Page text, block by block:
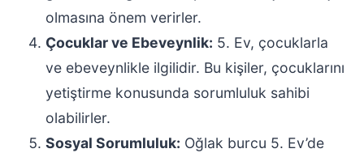
olmasına önem verirler.
Çocuklar ve Ebeveynlik: 5. Ev, çocuklarla
ve ebeveynlikle ilgilidir. Bu kişiler, çocuklarını
yetiştirme konusunda sorumluluk sahibi
olabilirler.
Sosyal Sorumluluk: Oğlak burcu 5. Ev’de